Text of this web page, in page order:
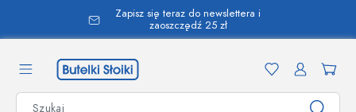
zawartości
Zapisz się teraz do newslettera i
zaoszczędź 25 zł